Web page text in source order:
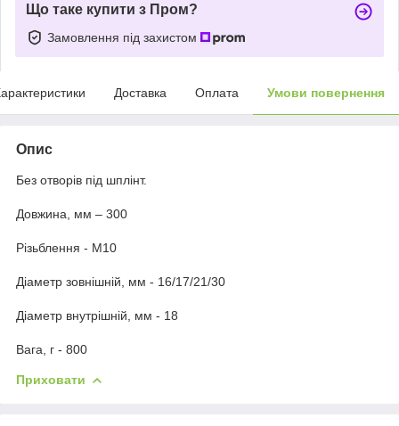
Що таке купити з Пром?
Замовлення під захистом
Доставка Оплата Умови повернення
Опис
Без отворів під шплінт.
Довжина, мм – 300
Різьблення - М10
Діаметр зовнішній, мм - 16/17/21/30
Діаметр внутрішній, мм - 18
Вага, г - 800
Приховати